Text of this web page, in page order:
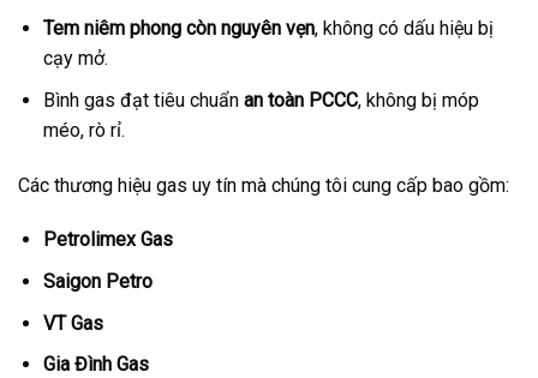
Tem niêm phong còn nguyên vẹn, không có dấu hiệu bị
cạy mở.
Bình gas đạt tiêu chuẩn an toàn PCCC, không bị móp
méo, rò rỉ.
Các thương hiệu gas uy tín mà chúng tôi cung cấp bao gồm:
Petrolimex Gas
Saigon Petro
VT Gas
Gia Đình Gas